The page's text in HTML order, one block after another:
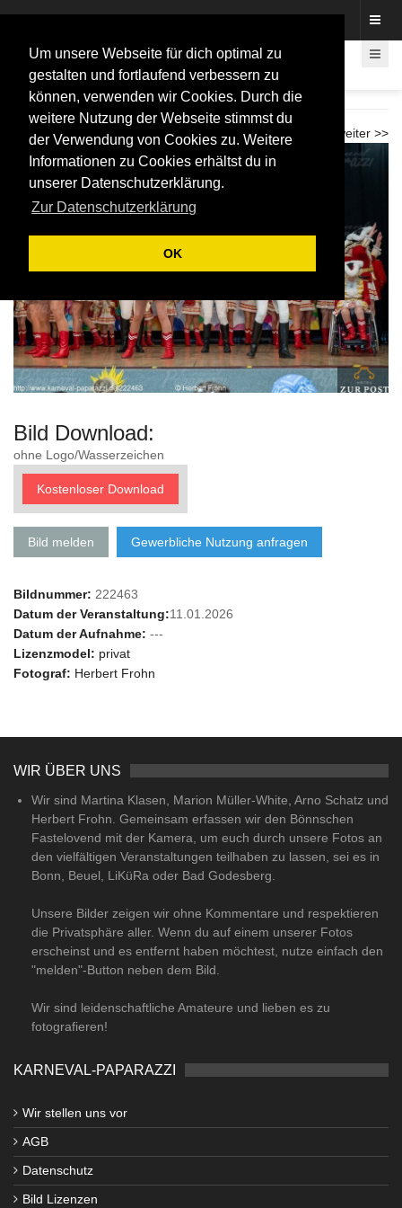
Um unsere Webseite für dich optimal zu
gestalten und fortlaufend verbessern zu
können, verwenden wir Cookies. Durch die
weitere Nutzung der Webseite stimmst du
der Verwendung von Cookies zu. Weitere
Informationen zu Cookies erhältst du in
unserer Datenschutzerklärung.
Zur Datenschutzerklärung
OK
Kinderkostümfest Hardtberg 2026
weiter >>
<< zurück
Bild Download:
ohne Logo/Wasserzeichen
Kostenloser Download
Bild melden Gewerbliche Nutzung anfragen
Bildnummer: 222463
Datum der Veranstaltung:11.01.2026
Datum der Aufnahme: ---
Lizenzmodel: privat
Fotograf: Herbert Frohn
WIR ÜBER UNS
Wir sind Martina Klasen, Marion Müller-White, Arno Schatz und
Herbert Frohn. Gemeinsam erfassen wir den Bönnschen
Fastelovend mit der Kamera, um euch durch unsere Fotos an
den vielfältigen Veranstaltungen teilhaben zu lassen, sei es in
Bonn, Beuel, LiKüRa oder Bad Godesberg.
Unsere Bilder zeigen wir ohne Kommentare und respektieren
die Privatsphäre aller. Wenn du auf einem unserer Fotos
erscheinst und es entfernt haben möchtest, nutze einfach den
"melden"-Button neben dem Bild.
Wir sind leidenschaftliche Amateure und lieben es zu
fotografieren!
KARNEVAL-PAPARAZZI
Wir stellen uns vor
AGB
Datenschutz
Bild Lizenzen